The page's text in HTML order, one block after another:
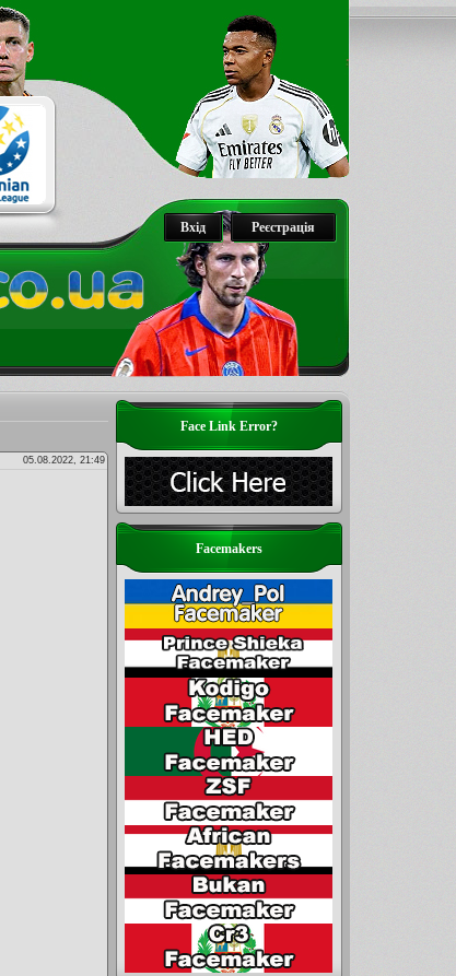
Реєстрація
Вхід
05.08.2022, 21:49
Face Link Error?
Facemakers